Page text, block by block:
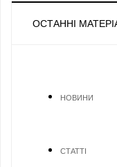
ОСТАННІ
НОВИНИ
СТАТТІ